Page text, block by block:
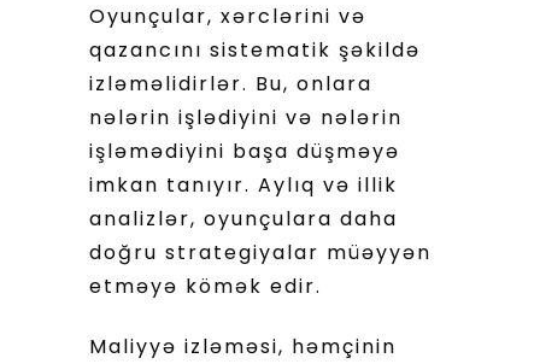
Oyunçular, xərclərini və
qazancını sistematik şəkildə
izləməlidirlər. Bu, onlara
nələrin işlədiyini və nələrin
işləmədiyini başa düşməyə
imkan tanıyır. Aylıq və illik
analizlər, oyunçulara daha
doğru strategiyalar müəyyən
etməyə kömək edir.
Maliyyə izləməsi, həmçinin